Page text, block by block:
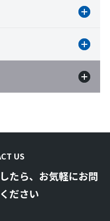
US
たら、お気軽にお問
ださい